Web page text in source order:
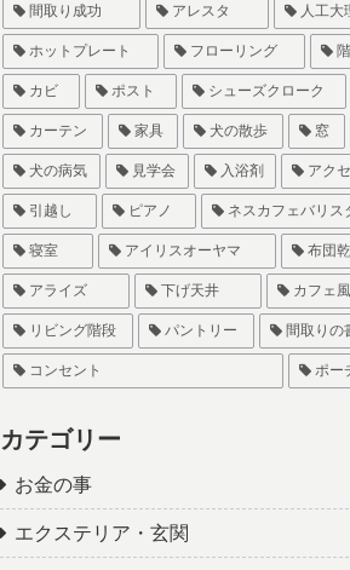
間取り成功 アレスタ 人工大
ホットプレート フローリング
カビ ポスト シューズクローク
カーテン 家具 犬の散歩 窓
犬の病気 見学会 入浴剤 アク
引越し ピアノ ネスカフェバリス
寝室 アイリスオーヤマ 布団
アライズ 下げ天井 カフェ風
リビング階段 パントリー 間取りの
コンセント ポー
カテゴリー
お金の事
エクステリア・玄関